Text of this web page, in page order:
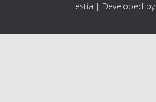
Hestia | Developed by